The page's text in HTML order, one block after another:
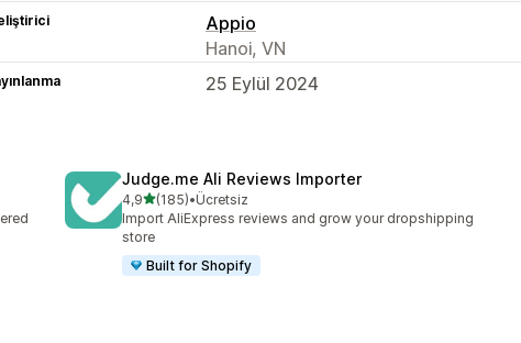
Appio
Hanoi, VN
25 Eylül 2024
Judge.me Ali Reviews Importer
4,95 yıldız üzerinden
(185)
toplam 185 değerlendirme
•Ücretsiz
Import AliExpress reviews and grow your dropshipping
store
Built for Shopify